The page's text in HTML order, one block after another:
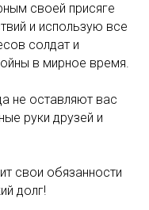
своей присяге
и использую все
солдат и
в мирное время.
не оставляют вас
руки друзей и
свои обязанности
долг!